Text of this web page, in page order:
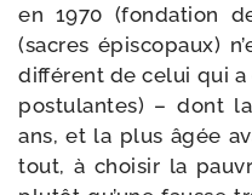
en 1970 (fon­da­tion
(sacres épis­co­paux)
dif­fé­rent de celui qui
pos­tu­lantes) – dont
ans, et la plus âgée
tout, à choi­sir la